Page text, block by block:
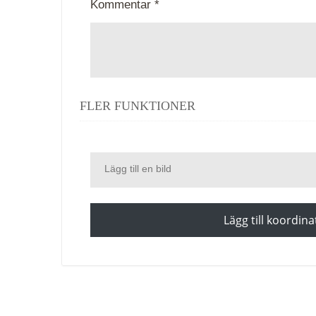
Kommentar *
FLER FUNKTIONER
Lägg till en bild
Lägg till